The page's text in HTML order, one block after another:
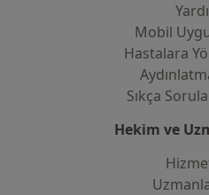
Mobil
Hastalara
Sıkça
Hekim ve